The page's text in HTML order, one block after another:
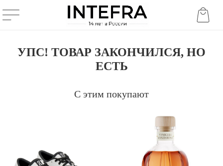
УПС! ТОВАР ЗАКОНЧИЛСЯ, НО
ЕСТЬ
С этим покупают